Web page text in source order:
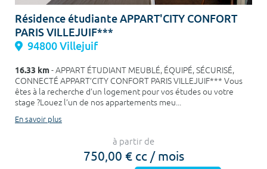
Résidence étudiante APPART'CITY CONFORT
PARIS VILLEJUIF***
94800 Villejuif
16.33 km- APPART ÉTUDIANT MEUBLÉ, ÉQUIPÉ, SÉCURISÉ,
CONNECTÉ APPART’CITY CONFORT PARIS VILLEJUIF*** Vous
êtes à la recherche d’un logement pour vos études ou votre
stage ?Louez l’un de nos appartements meu...
En savoir plus
à partir de
750,00 € cc / mois